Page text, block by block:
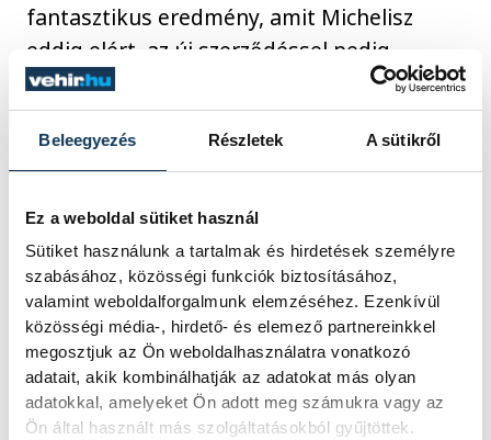
Beleegyezés Részletek A sütikről
Ez a weboldal sütiket használ
Sütiket használunk a tartalmak és hirdetések személyre
szabásához, közösségi funkciók biztosításához,
valamint weboldalforgalmunk elemzéséhez. Ezenkívül
közösségi média-, hirdető- és elemező partnereinkkel
megosztjuk az Ön weboldalhasználatra vonatkozó
adatait, akik kombinálhatják az adatokat más olyan
adatokkal, amelyeket Ön adott meg számukra vagy az
Ön által használt más szolgáltatásokból gyűjtöttek.
fantasztikus eredmény, amit Michelisz
eddig elért, az új szerződéssel pedig
garantált a magyar pilóta töretlen
fejlődése.
saját és csapata álmát, és megszerezheti
az abszolút világbajnoki címet is" - mondta
a sportvezető. A Zengő Motorsport
csütörtökön jelentette be, hogy Michelisz a
következő két évben az új, gyári fejlesztésű
Honda Civic WTCC-vel versenyez majd a
túraautó-vb-n.